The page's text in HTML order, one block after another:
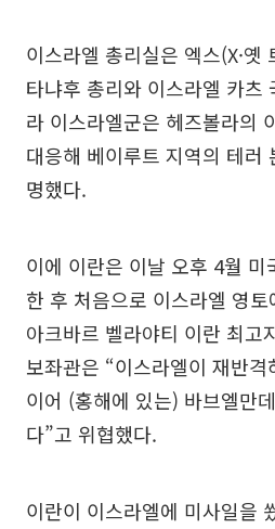
이스라엘 총리실은 엑스(X·옛
타냐후 총리와 이스라엘 카츠
라 이스라엘군은 헤즈볼라의
대응해 베이루트 지역의 테러
명했다.
이에 이란은 이날 오후 4월 미
한 후 처음으로 이스라엘 영
아크바르 벨라야티 이란 최고
보좌관은 “이스라엘이 재반
이어 (홍해에 있는) 바브엘만
다”고 위협했다.
이란이 이스라엘에 미사일을